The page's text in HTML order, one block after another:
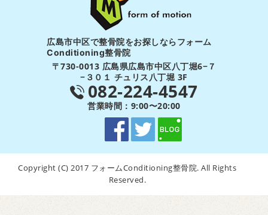
広島市中区で整骨院をお探しならフォーム
Conditioning整骨院
〒730-0013 広島県広島市中区八丁堀6−７
−３０１ チュリス八丁堀 3F
082-224-4547
営業時間：9:00〜20:00
Copyright (C) 2017 フォームConditioning整骨院. All Rights
Reserved.